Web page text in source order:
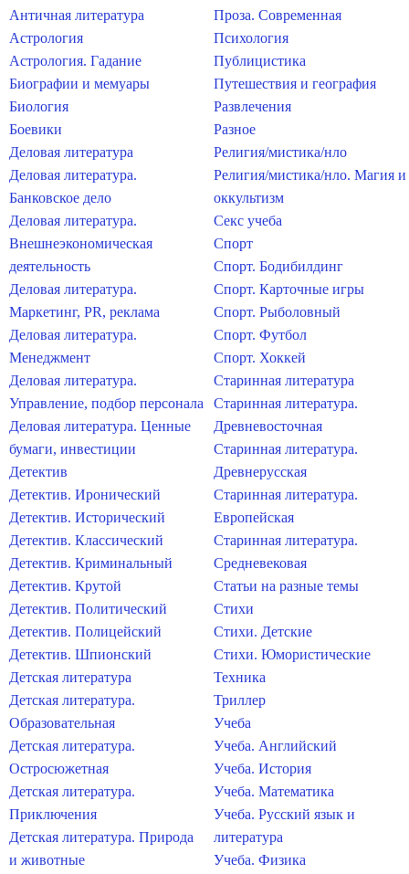
Античная литература
Астрология
Астрология. Гадание
Биографии и мемуары
Биология
Боевики
Деловая литература
Деловая литература.
Банковское дело
Деловая литература.
Внешнеэкономическая
деятельность
Деловая литература.
Маркетинг, PR, реклама
Деловая литература.
Менеджмент
Деловая литература.
Управление, подбор персонала
Деловая литература. Ценные
бумаги, инвестиции
Детектив
Детектив. Иронический
Детектив. Исторический
Детектив. Классический
Детектив. Криминальный
Детектив. Крутой
Детектив. Политический
Детектив. Полицейский
Детектив. Шпионский
Детская литература
Детская литература.
Образовательная
Детская литература.
Остросюжетная
Детская литература.
Приключения
Детская литература. Природа
и животные
Проза. Современная
Психология
Публицистика
Путешествия и география
Развлечения
Разное
Религия/мистика/нло
Религия/мистика/нло. Магия и
оккультизм
Секс учеба
Спорт
Спорт. Бодибилдинг
Спорт. Карточные игры
Спорт. Рыболовный
Спорт. Футбол
Спорт. Хоккей
Старинная литература
Старинная литература.
Древневосточная
Старинная литература.
Древнерусская
Старинная литература.
Европейская
Старинная литература.
Средневековая
Статьи на разные темы
Стихи
Стихи. Детские
Стихи. Юмористические
Техника
Триллер
Учеба
Учеба. Английский
Учеба. История
Учеба. Математика
Учеба. Русский язык и
литература
Учеба. Физика